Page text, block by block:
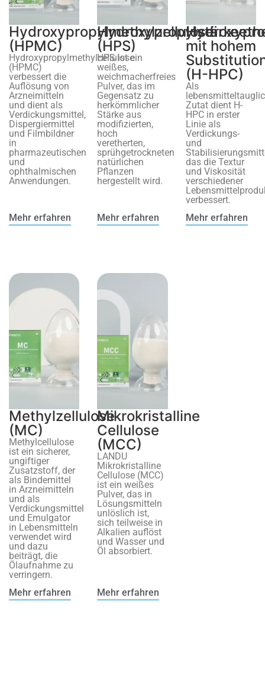
Hydroxypropylmethylzellulose
(HPMC)
Hydroxypropylmethylcellulose
(HPMC)
verbessert die
Auflösung von
Arzneimitteln
und dient als
Verdickungsmittel,
Dispergiermittel
und Filmbildner
in
pharmazeutischen
und
ophthalmischen
Anwendungen.
Mehr erfahren
(HPS)
HPS ist ein
weißes,
weichmacherfreies
Pulver, das im
Gegensatz zu
herkömmlicher
Stärke aus
modifizierten,
hoch
veretherten,
sprühgetrockneten
natürlichen
Pflanzen
hergestellt wird.
Mehr erfahren
mit hohem
(H-HPC)
Als
Zutat dient H-
HPC in erster
Linie als
Verdickungs-
und
das die Textur
und Viskosität
verschiedener
verbessert.
Mehr erfahren
Methylzellulose
(MC)
Methylcellulose
ist ein sicherer,
ungiftiger
Zusatzstoff, der
als Bindemittel
in Arzneimitteln
und als
Verdickungsmittel
und Emulgator
in Lebensmitteln
verwendet wird
und dazu
beiträgt, die
Ölaufnahme zu
verringern.
Mehr erfahren
Mikrokristalline
Cellulose
(MCC)
LANDU
Mikrokristalline
Cellulose (MCC)
ist ein weißes
Pulver, das in
Lösungsmitteln
unlöslich ist,
sich teilweise in
Alkalien auflöst
und Wasser und
Öl absorbiert.
Mehr erfahren